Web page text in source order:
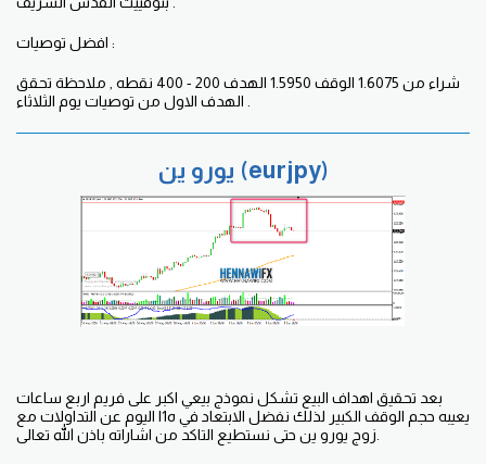
افضل توصيات :
شراء من 1.6075 الوقف 1.5950 الهدف 200 - 400 نقطه , ملاحظة تحقق
يورو ين (eurjpy)
بعد تحقيق اهداف البيع تشكل نموذج بيعي اكبر على فريم اربع ساعات
يعيبه حجم الوقف الكبير لذلك نفضل الابتعاد في ه1ا اليوم عن التداولات مع